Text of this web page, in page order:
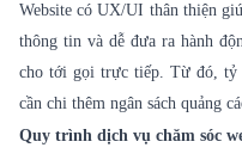
Website có UX/UI thân thiện
thông tin và dễ đưa ra hành
cho tới gọi trực tiếp. Từ đó, tỷ
cần chi thêm ngân sách quảng
Quy trình dịch vụ chăm sóc